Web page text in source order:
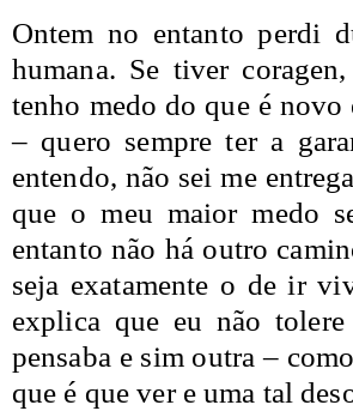
Ontem no entanto perdi
humana. Se tiver
tenho medo do que é
– quero sempre ter a
entendo, não sei me
que o meu maior medo
entanto não há outro
seja exatamente o de ir
explica que eu não
pensaba e sim outra –
que é que ver e uma tal